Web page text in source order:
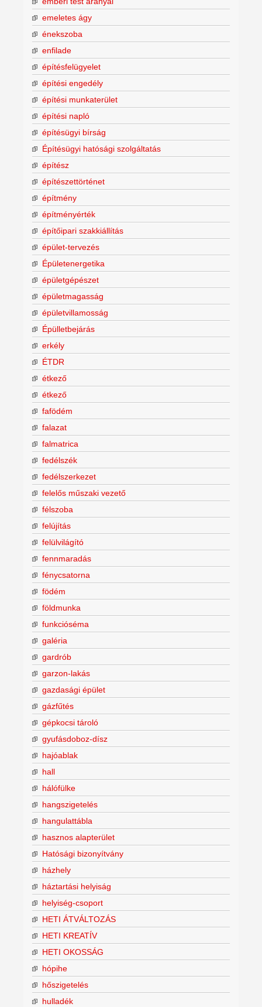
emeletes ágy
énekszoba
enfilade
építésfelügyelet
építési engedély
építési munkaterület
építési napló
építésügyi bírság
Építésügyi hatósági szolgáltatás
építész
építészettörténet
építmény
építményérték
építőipari szakkiállítás
épület-tervezés
Épületenergetika
épületgépészet
épületmagasság
épületvillamosság
Épülletbejárás
erkély
ÉTDR
étkező
étkező
fafödém
falazat
falmatrica
fedélszék
fedélszerkezet
felelős műszaki vezető
félszoba
felújítás
felülvilágító
fennmaradás
fénycsatorna
födém
földmunka
funkcióséma
galéria
gardrób
garzon-lakás
gazdasági épület
gázfűtés
gépkocsi tároló
gyufásdoboz-dísz
hajóablak
hall
hálófülke
hangszigetelés
hangulattábla
hasznos alapterület
Hatósági bizonyítvány
házhely
háztartási helyiság
helyiség-csoport
HETI ÁTVÁLTOZÁS
HETI KREATÍV
HETI OKOSSÁG
hópihe
hőszigetelés
hulladék